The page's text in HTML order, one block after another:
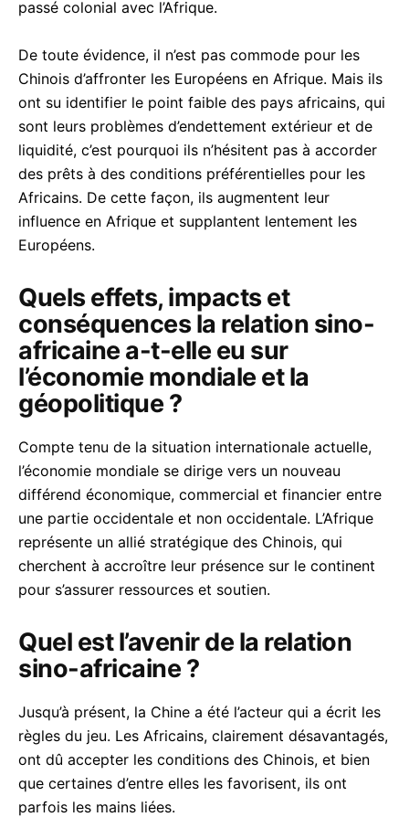
passé colonial avec l’Afrique.
De toute évidence, il n’est pas commode pour les
Chinois d’affronter les Européens en Afrique. Mais ils
ont su identifier le point faible des pays africains, qui
sont leurs problèmes d’endettement extérieur et de
liquidité, c’est pourquoi ils n’hésitent pas à accorder
des prêts à des conditions préférentielles pour les
Africains. De cette façon, ils augmentent leur
influence en Afrique et supplantent lentement les
Européens.
Quels effets, impacts et
conséquences la relation sino-
africaine a-t-elle eu sur
l’économie mondiale et la
géopolitique ?
Compte tenu de la situation internationale actuelle,
l’économie mondiale se dirige vers un nouveau
différend économique, commercial et financier entre
une partie occidentale et non occidentale. L’Afrique
représente un allié stratégique des Chinois, qui
cherchent à accroître leur présence sur le continent
pour s’assurer ressources et soutien.
Quel est l’avenir de la relation
sino-africaine ?
Jusqu’à présent, la Chine a été l’acteur qui a écrit les
règles du jeu. Les Africains, clairement désavantagés,
ont dû accepter les conditions des Chinois, et bien
que certaines d’entre elles les favorisent, ils ont
parfois les mains liées.